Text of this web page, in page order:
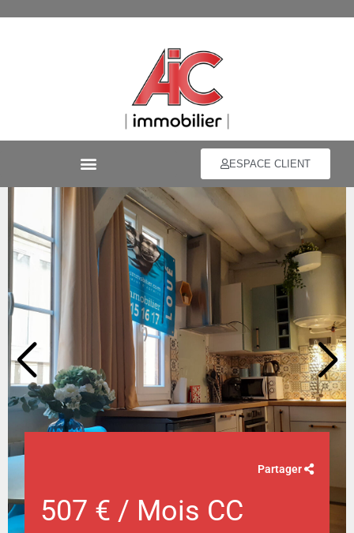
ESPACE CLIENT
Partager
507 € / Mois CC